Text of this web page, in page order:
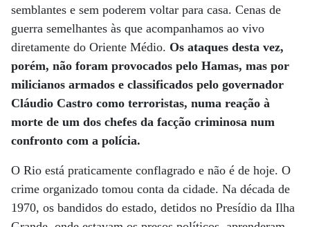
semblantes e sem poderem voltar para casa. Cenas de
guerra semelhantes às que acompanhamos ao vivo
diretamente do Oriente Médio. Os ataques desta vez,
porém, não foram provocados pelo Hamas, mas por
milicianos armados e classificados pelo governador
Cláudio Castro como terroristas, numa reação à
morte de um dos chefes da facção criminosa num
confronto com a polícia.
O Rio está praticamente conflagrado e não é de hoje. O
crime organizado tomou conta da cidade. Na década de
1970, os bandidos do estado, detidos no Presídio da Ilha